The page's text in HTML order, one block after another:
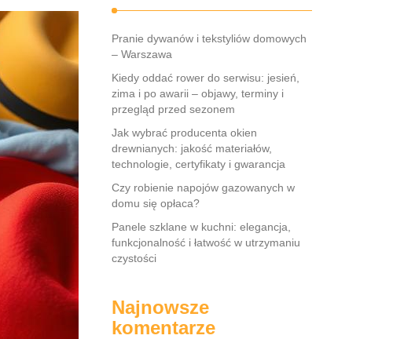
Pranie dywanów i tekstyliów domowych
– Warszawa
Kiedy oddać rower do serwisu: jesień,
zima i po awarii – objawy, terminy i
przegląd przed sezonem
Jak wybrać producenta okien
drewnianych: jakość materiałów,
technologie, certyfikaty i gwarancja
Czy robienie napojów gazowanych w
domu się opłaca?
Panele szklane w kuchni: elegancja,
funkcjonalność i łatwość w utrzymaniu
czystości
Najnowsze
komentarze